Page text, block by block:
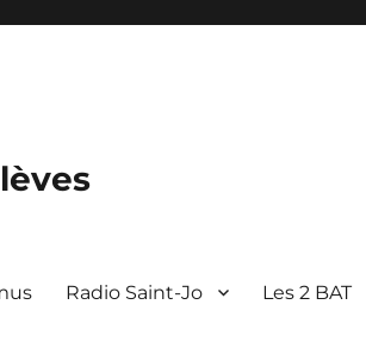
Radio Saint-Jo Les 2 BAT